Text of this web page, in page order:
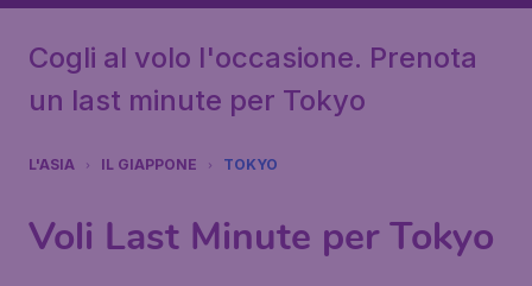
Cogli al volo l'occasione. Prenota
un last minute per Tokyo
L'ASIA IL GIAPPONE TOKYO
Voli Last Minute per Tokyo